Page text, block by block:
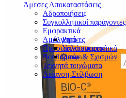
Άμεσες Αποκαταστάσεις
Αδροποιήσεις
Συγκολλητικοί παράγοντες
Εμφρακτικά
Ρητίνες
Υαλοϊονομερή
Οπών & Σχισμών
Αμάλγαμα
Προσωρινά εμφρακτικά
Βοηθήματα
Τεχνητά τοιχώματα
Λείανση-Στίλβωση